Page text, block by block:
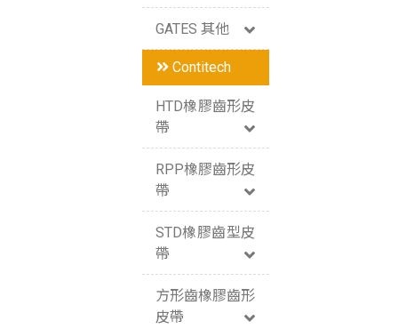
GATES 其他
Contitech
HTD橡膠齒形皮
帶
RPP橡膠齒形皮
帶
STD橡膠齒型皮
帶
方形齒橡膠齒形
皮帶